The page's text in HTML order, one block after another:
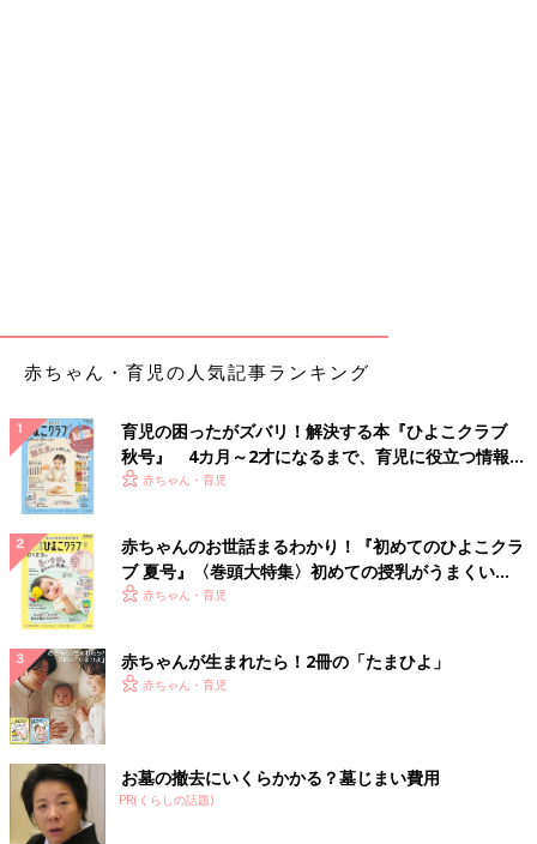
出典：Instagramアカウント「yuri87_snt_sg」
yuriさんは、こちらのアイテムを購入。以前パジャマをゲットし
て気に入ったそうで、追加で購入したんだとか。パンダのポシェ
ットを掛けているかのようなデザインがなんともキュート！パジ
ャマも、トラが寝ている姿が可愛らしく、ほかにはないデザイン
ですよね。
赤ちゃん・育児の人気記事ランキング
育児の困ったがズバリ！解決する本『ひよこクラブ
秋号』 4カ月～2才になるまで、育児に役立つ情報が
いっぱい！
赤ちゃん・育児
赤ちゃんのお世話まるわかり！『初めてのひよこクラ
ブ 夏号』〈巻頭大特集〉初めての授乳がうまくい
く！ おっぱい・ミルクの基本と夏のトラブル 解決テ
赤ちゃん・育児
赤ちゃんが生まれたら！2冊の「たまひよ」
赤ちゃん・育児
お墓の撤去にいくらかかる？墓じまい費用
PR(くらしの話題)